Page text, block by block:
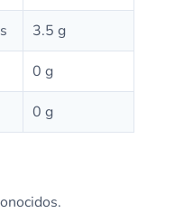
3.5 g
0 g
0 g